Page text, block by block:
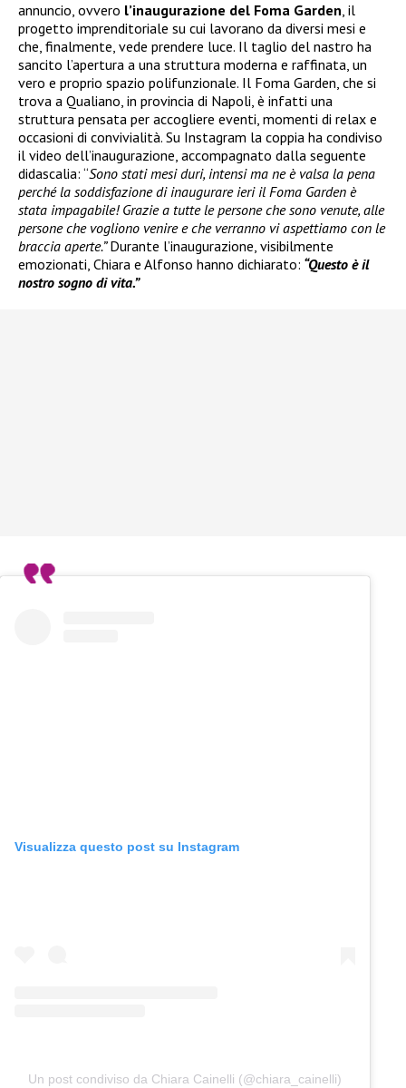
annuncio, ovvero l’inaugurazione del Foma Garden , il
progetto imprenditoriale su cui lavorano da diversi mesi e
che, finalmente, vede prendere luce. Il taglio del nastro ha
sancito l’apertura a una struttura moderna e raffinata, un
vero e proprio spazio polifunzionale. Il Foma Garden, che si
trova a Qualiano, in provincia di Napoli, è infatti una
struttura pensata per accogliere eventi, momenti di relax e
occasioni di convivialità. Su Instagram la coppia ha condiviso
il video dell’inaugurazione, accompagnato dalla seguente
didascalia: “Sono stati mesi duri, intensi ma ne è valsa la pena
perché la soddisfazione di inaugurare ieri il Foma Garden è
stata impagabile! Grazie a tutte le persone che sono venute, alle
persone che vogliono venire e che verranno vi aspettiamo con le
braccia aperte.”Durante l’inaugurazione, visibilmente
emozionati, Chiara e Alfonso hanno dichiarato: “Questo è il
nostro sogno di vita.”
Visualizza questo post su Instagram
Un post condiviso da Chiara Cainelli (@chiara_cainelli)